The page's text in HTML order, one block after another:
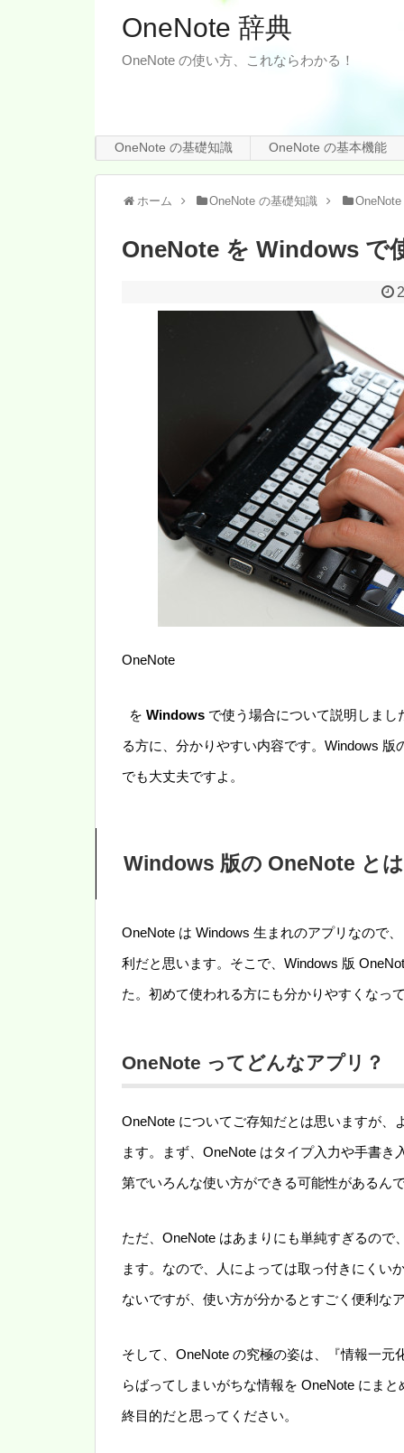
OneNote 辞典
OneNote の使い方、これならわかる！
OneNote の基礎知識 OneNote の基本機能
ホーム OneNote の基礎知識
OneNote を Windows で
OneNote
を Windows で使う場合について説明しま
る方に、分かりやすい内容です。Windows
でも大丈夫ですよ。
Windows 版の OneNote と
OneNote は Windows 生まれのアプリなので
利だと思います。そこで、Windows 版
た。初めて使われる方にも分かりやすくなっ
OneNote ってどんなアプリ？
OneNote についてご存知だとは思いますが
ます。まず、OneNote はタイプ入力や手書
第でいろんな使い方ができる可能性があるん
ただ、OneNote はあまりにも単純すぎるの
ます。なので、人によっては取っ付きにくい
ないですが、使い方が分かるとすごく便利な
そして、OneNote の究極の姿は、『情報一
らばってしまいがちな情報を OneNote にま
終目的だと思ってください。